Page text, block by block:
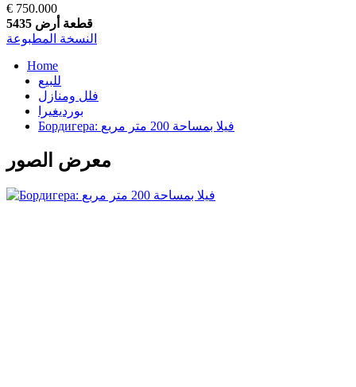
€ 750.000
قطعة أرض 5435
النسخة المطبوعة
Home
للبيع
فلل ومنازل
بورديغيرا
Бордигера: فيلا بمساحة 200 متر مربع
معرض الصور